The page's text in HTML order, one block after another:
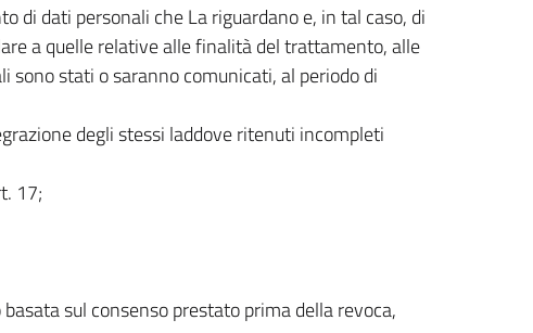
dati personali che La riguardano e, in tal caso, di
a quelle relative alle finalità del trattamento, alle
sono stati o saranno comunicati, al periodo di
degli stessi laddove ritenuti incompleti
17;
sul consenso prestato prima della revoca,